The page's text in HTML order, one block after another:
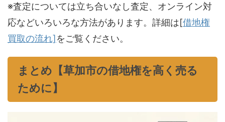
※査定については立ち合いなし査定、オンライン対
応などいろいろな方法があります。詳細は[借地権
買取の流れ] をご覧ください。
まとめ【草加市の借地権を高く売る
ために】